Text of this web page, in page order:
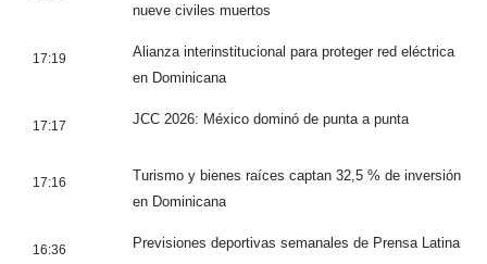
nueve civiles muertos
17:19
Alianza interinstitucional para proteger red eléctrica
en Dominicana
17:17 JCC 2026: México dominó de punta a punta
17:16
Turismo y bienes raíces captan 32,5 % de inversión
en Dominicana
16:36 Previsiones deportivas semanales de Prensa Latina